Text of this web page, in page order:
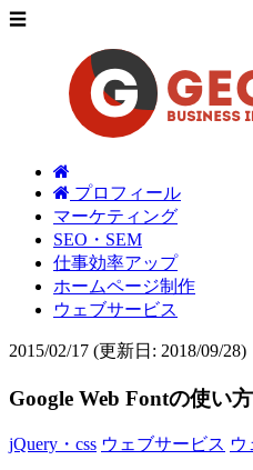
☰
プロフィール
マーケティング
SEO・SEM
仕事効率アップ
ホームページ制作
ウェブサービス
2015/02/17 (更新日: 2018/09/28)
Google Web Fontの使い
jQuery・css ウェブサービス ウ